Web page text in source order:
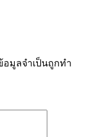
อมูลจำเป็นถูกทำ